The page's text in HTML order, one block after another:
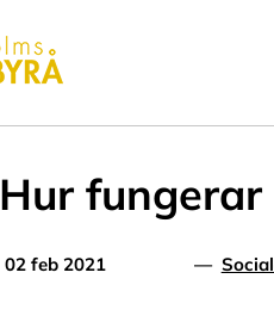
Hur fungerar
02 feb 2021 —